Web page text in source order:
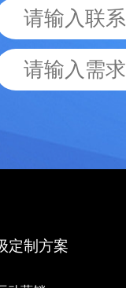
定制方案